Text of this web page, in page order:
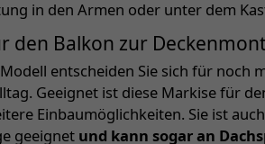
in den Armen oder unter dem
den Balkon zur
entscheiden Sie sich für noch
Geeignet ist diese Markise für
Einbaumöglichkeiten. Sie ist
geeignet und kann sogar an